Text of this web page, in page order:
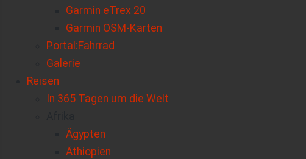
Garmin eTrex 20
Garmin OSM-Karten
Portal:Fahrrad
Galerie
Reisen
In 365 Tagen um die Welt
Ägypten
Äthiopien